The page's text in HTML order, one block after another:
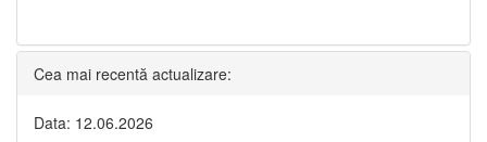
Cea mai recentă actualizare:
Data: 12.06.2026